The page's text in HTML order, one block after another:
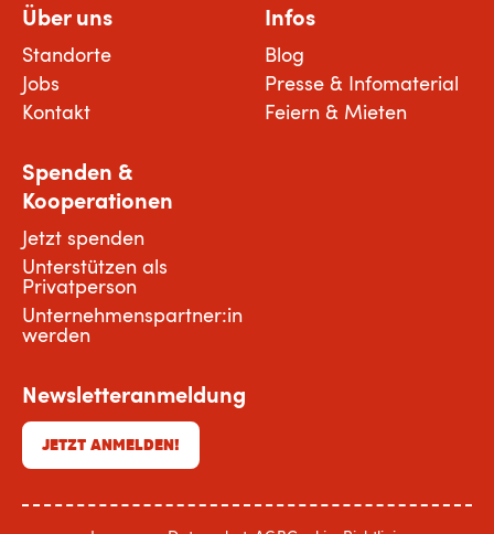
Über uns
Standorte
Jobs
Kontakt
Infos
Blog
Presse & Infomaterial
Feiern & Mieten
Spenden &
Kooperationen
Jetzt spenden
Unterstützen als
Privatperson
Unternehmenspartner:in
werden
Newsletteranmeldung
JETZT ANMELDEN!